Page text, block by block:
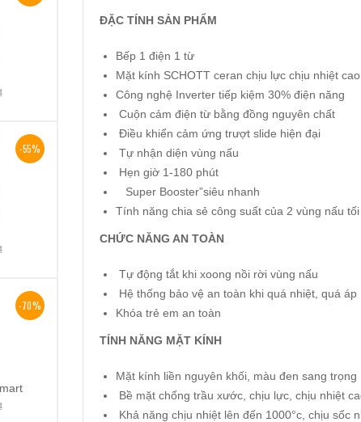
ĐẶC TÍNH SẢN PHẨM
Bếp 1 điện 1 từ
Mặt kính SCHOTT ceran chịu lực chịu nhiệt cao
Công nghệ Inverter tiếp kiệm 30% điện năng
Cuộn cảm điện từ bằng đồng nguyên chất
Điều khiển cảm ứng trượt slide hiện đại
Tự nhận diện vùng nấu
Hẹn giờ 1-180 phút
Super Booster”siêu nhanh
Tính năng chia sẻ công suất của 2 vùng nấu
CHỨC NĂNG AN TOÀN
Tự động tắt khi xoong nồi rời vùng nấu
Hệ thống bảo vệ an toàn khi quá nhiệt, quá áp
Khóa trẻ em an toàn
TÍNH NĂNG MẶT KÍNH
Mặt kính liền nguyên khối, màu đen sang trọng
Bề mặt chống trầu xước, chịu lực, chịu nhiệt
Khả năng chịu nhiệt lên đến 1000°c, chịu sốc
-55%
-70%